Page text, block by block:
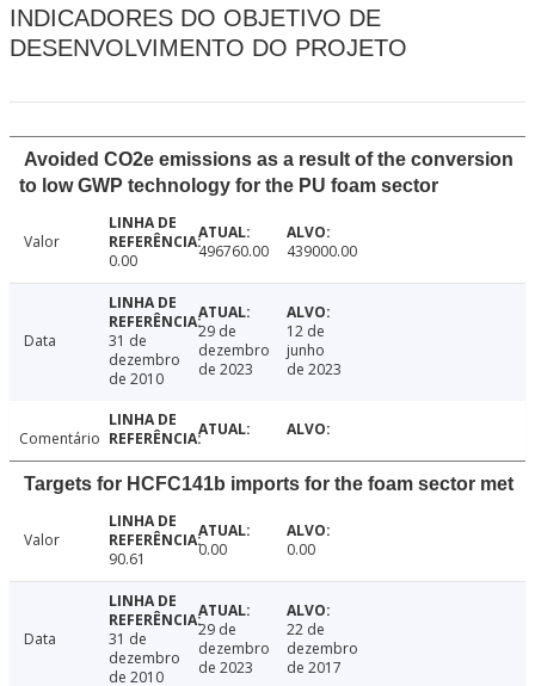
INDICADORES DO OBJETIVO DE
DESENVOLVIMENTO DO PROJETO
Avoided CO2e emissions as a result of the conversion
to low GWP technology for the PU foam sector
Valor
0.00
496760.00 439000.00
Data
31 de
dezembro
de 2010
29 de
dezembro
de 2023
12 de
junho
de 2023
Comentário
Targets for HCFC141b imports for the foam sector met
Valor
90.61
0.00 0.00
Data
31 de
dezembro
de 2010
29 de
dezembro
de 2023
22 de
dezembro
de 2017